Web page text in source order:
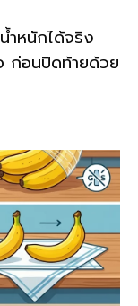
ำหนักได้จริง
ก่อนปิดท้ายด้วย